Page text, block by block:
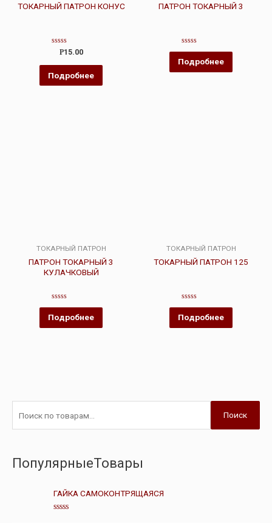
ТОКАРНЫЙ ПАТРОН КОНУС
Оценка
из
Р15.00
Подробнее
ПАТРОН ТОКАРНЫЙ 3
Оценка
0
из
5
Подробнее
ТОКАРНЫЙ ПАТРОН
ПАТРОН ТОКАРНЫЙ 3
КУЛАЧКОВЫЙ
Оценка
0
из
5
Подробнее
ТОКАРНЫЙ ПАТРОН
ТОКАРНЫЙ ПАТРОН 125
Оценка
0
из
5
Подробнее
Поиск
ПопулярныеТовары
ГАЙКА САМОКОНТРЯЩАЯСЯ